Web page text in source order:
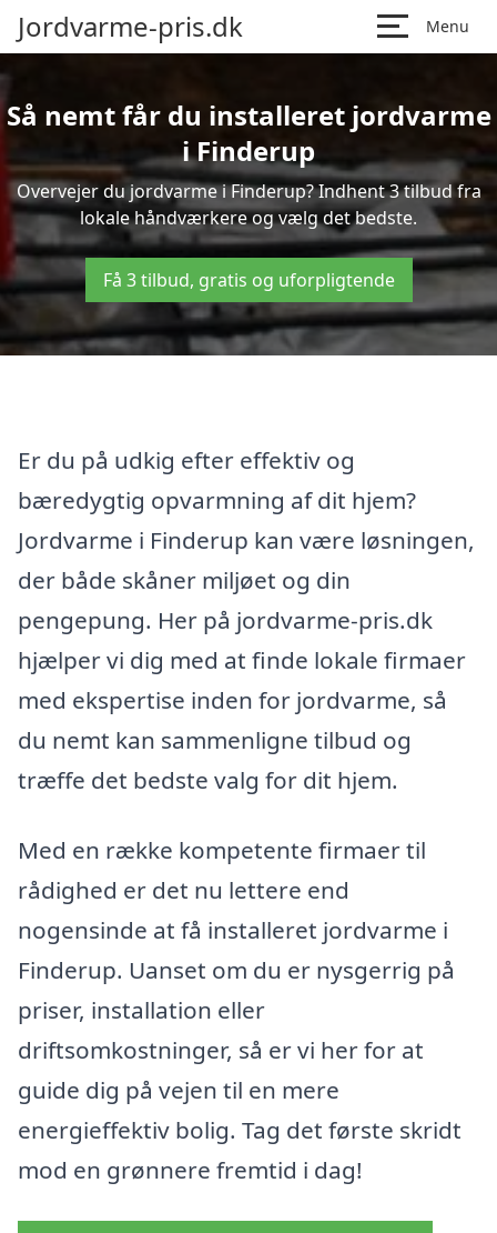
Jordvarme-pris.dk Menu
Så nemt får du installeret jordvarme
i Finderup
Overvejer du jordvarme i Finderup? Indhent 3 tilbud fra
lokale håndværkere og vælg det bedste.
Få 3 tilbud, gratis og uforpligtende
Er du på udkig efter effektiv og
bæredygtig opvarmning af dit hjem?
Jordvarme i Finderup kan være løsningen,
der både skåner miljøet og din
pengepung. Her på jordvarme-pris.dk
hjælper vi dig med at finde lokale firmaer
med ekspertise inden for jordvarme, så
du nemt kan sammenligne tilbud og
træffe det bedste valg for dit hjem.
Med en række kompetente firmaer til
rådighed er det nu lettere end
nogensinde at få installeret jordvarme i
Finderup. Uanset om du er nysgerrig på
priser, installation eller
driftsomkostninger, så er vi her for at
guide dig på vejen til en mere
energieffektiv bolig. Tag det første skridt
mod en grønnere fremtid i dag!